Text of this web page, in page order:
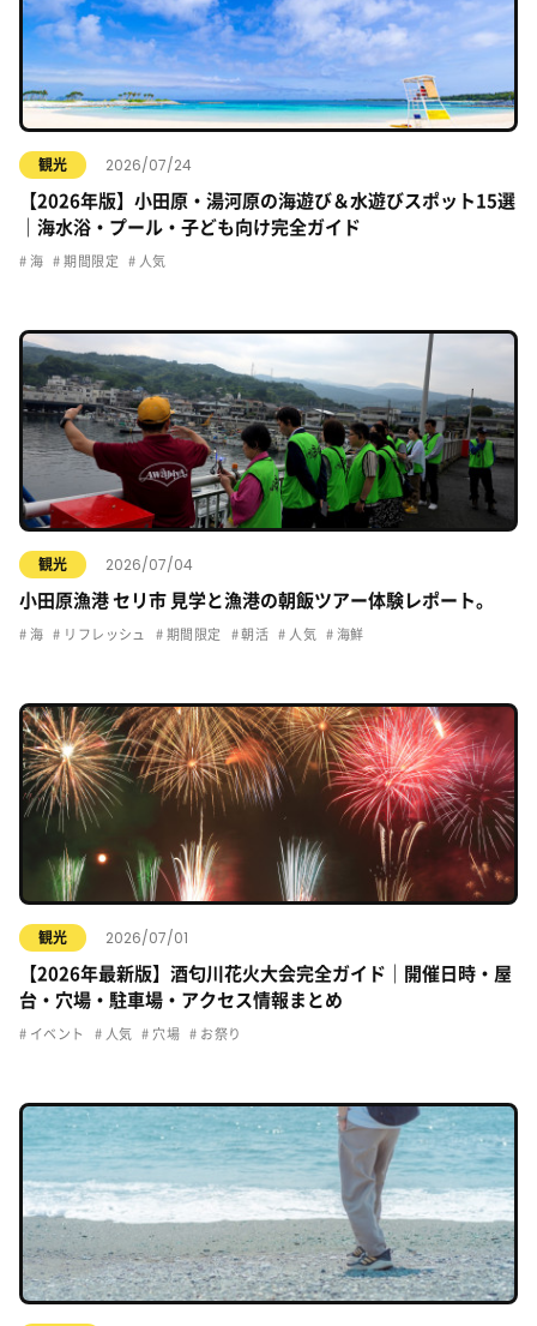
観光 2026/07/24
【2026年版】小田原・湯河原の海遊び＆水遊びスポット15選
｜海水浴・プール・子ども向け完全ガイド
海 期間限定 人気
観光 2026/07/04
小田原漁港 セリ市 見学と漁港の朝飯ツアー体験レポート。
海 リフレッシュ 期間限定 朝活 人気 海鮮
観光 2026/07/01
【2026年最新版】酒匂川花火大会完全ガイド｜開催日時・屋
台・穴場・駐車場・アクセス情報まとめ
イベント 人気 穴場 お祭り